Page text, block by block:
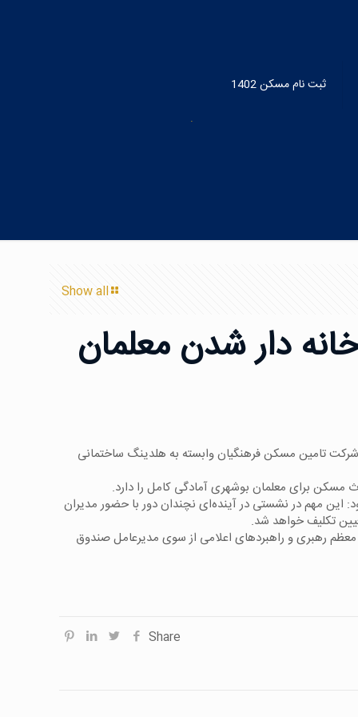
ثبت نام مسکن 1402
خانه دار شدن
Show all
دار شدن معلمان
تامین مسکن فرهنگیان وابسته به هلدینگ ساختمانی
برای معلمان بوشهری آمادگی کامل را دارد.
این مهم در نشستی در آینده‌ای نچندان دور با حضور مدیران
تکلیف خواهد شد.
رهبری و راهبردهای اعلامی از سوی مدیرعامل صندوق
Share